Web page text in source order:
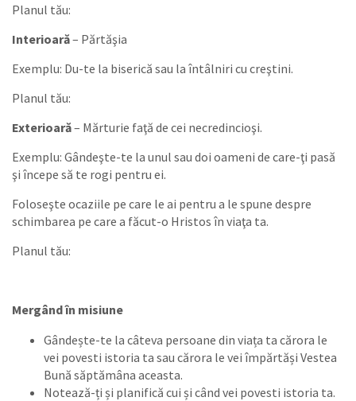
Planul tău:
Interioară– Părtăşia
Exemplu: Du-te la biserică sau la întâlniri cu creştini.
Planul tău:
Exterioară– Mărturie faţă de cei necredincioşi.
Exemplu: Gândeşte-te la unul sau doi oameni de care-ţi pasă
şi începe să te rogi pentru ei.
Foloseşte ocaziile pe care le ai pentru a le spune despre
schimbarea pe care a făcut-o Hristos în viaţa ta.
Planul tău:
Mergând în misiune
Gândește-te la câteva persoane din viața ta cărora le
vei povesti istoria ta sau cărora le vei împărtăși Vestea
Bună săptămâna aceasta.
Notează-ți și planifică cui și când vei povesti istoria ta.